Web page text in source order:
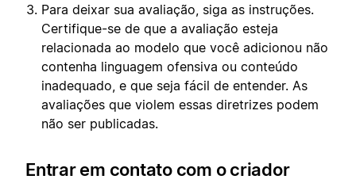
Para deixar sua avaliação, siga as instruções.
Certifique-se de que a avaliação esteja
relacionada ao modelo que você adicionou não
contenha linguagem ofensiva ou conteúdo
inadequado, e que seja fácil de entender. As
avaliações que violem essas diretrizes podem
não ser publicadas.
Entrar em contato com o criador